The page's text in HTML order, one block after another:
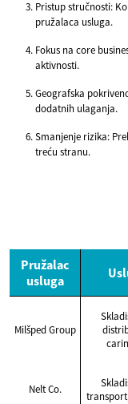
Pristup stručnosti:
pružalaca usluga.
Fokus na core
aktivnosti.
Geografska
dodatnih ulaganja.
Smanjenje rizika:
treću stranu.
Pružalac
usluga
Milšped Group
Nelt Co.